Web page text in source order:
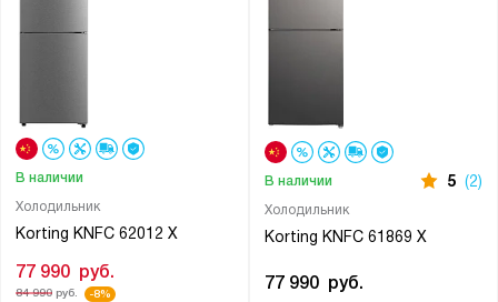
Холодильник
Korting KNFC 62012 X
В наличии
77 990 руб.
84 990руб. -8%
Холодильник
Korting KNFC 61869 X
В наличии 5 (2)
77 990 руб.